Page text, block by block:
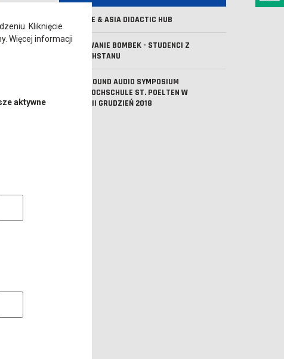
EUROPE & ASIA DIDACTIC HUB
MALOWANIE BOMBEK - STUDENCI Z
KAZACHSTANU
ALL AROUND AUDIO SYMPOSIUM
FACHHOCHSCHULE ST. POELTEN W
AUSTRII GRUDZIEŃ 2018
Kliknięcie
Więcej informacji
aktywne
pliki cookie
pliki cookies